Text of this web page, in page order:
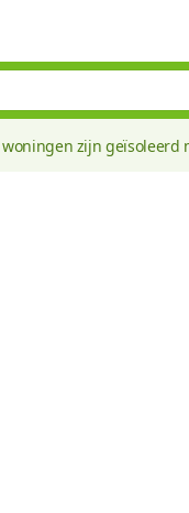
woningen zijn geïsoleerd